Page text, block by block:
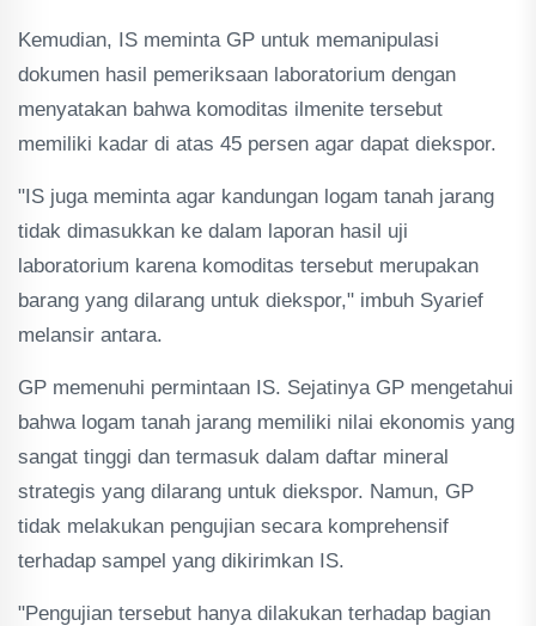
Kemudian, IS meminta GP untuk memanipulasi
dokumen hasil pemeriksaan laboratorium dengan
menyatakan bahwa komoditas ilmenite tersebut
memiliki kadar di atas 45 persen agar dapat diekspor.
"IS juga meminta agar kandungan logam tanah jarang
tidak dimasukkan ke dalam laporan hasil uji
laboratorium karena komoditas tersebut merupakan
barang yang dilarang untuk diekspor," imbuh Syarief
melansir antara.
GP memenuhi permintaan IS. Sejatinya GP mengetahui
bahwa logam tanah jarang memiliki nilai ekonomis yang
sangat tinggi dan termasuk dalam daftar mineral
strategis yang dilarang untuk diekspor. Namun, GP
tidak melakukan pengujian secara komprehensif
terhadap sampel yang dikirimkan IS.
"Pengujian tersebut hanya dilakukan terhadap bagian